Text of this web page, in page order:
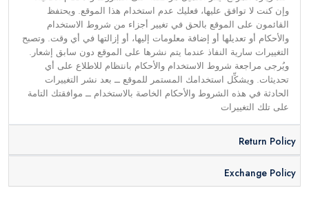
وإن كنت لا توافق عليها، فعليك عدم استخدام هذا الموقع. ويحتفظ
القائمون على الموقع بالحق في تغيير أجزاء من شروط الاستخدام
والأحكام أو تعديلها أو إضافة معلومات إليها، أو إزالتها في أي وقت. وتصبح
التغييرات سارية النفاذ عندما يتم نشرها على الموقع دون سابق إشعار.
ويُرجى مراجعة شروط الاستخدام والأحكام بانتظام للاطلاع على أي
تحديثات. ويشكِّل استخدامك المستمر للموقع ــ بعد نشر التغييرات
الحادثة في هذه الشروط والأحكام الخاصة بالاستخدام ــ موافقتك التامة
على تلك التغييرات
Return Policy
Exchange Policy